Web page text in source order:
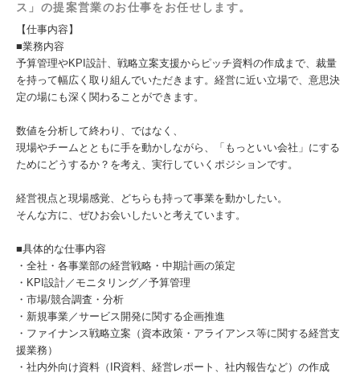
ス」の提案営業のお仕事をお任せします。
【仕事内容】
■業務内容
予算管理やKPI設計、戦略立案支援からピッチ資料の作成まで、裁量
を持って幅広く取り組んでいただきます。経営に近い立場で、意思決
定の場にも深く関わることができます。
数値を分析して終わり、ではなく、
現場やチームとともに手を動かしながら、「もっといい会社」にする
ためにどうするか？を考え、実行していくポジションです。
経営視点と現場感覚、どちらも持って事業を動かしたい。
そんな方に、ぜひお会いしたいと考えています。
■具体的な仕事内容
・全社・各事業部の経営戦略・中期計画の策定
・KPI設計／モニタリング／予算管理
・市場/競合調査・分析
・新規事業／サービス開発に関する企画推進
・ファイナンス戦略立案（資本政策・アライアンス等に関する経営支
援業務）
・社内外向け資料（IR資料、経営レポート、社内報告など）の作成